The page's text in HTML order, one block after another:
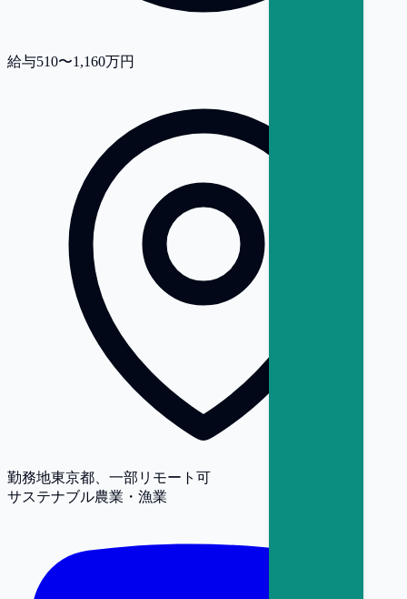
給与510〜1,160万円
勤務地東京都、一部リモート可
サステナブル農業・漁業